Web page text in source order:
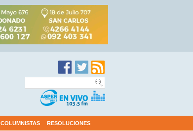
COLUMNISTAS RESOLUCIONES